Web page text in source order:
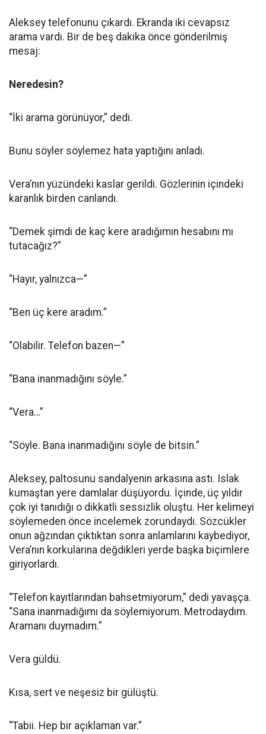
Aleksey telefonunu çıkardı. Ekranda iki cevapsız
arama vardı. Bir de beş dakika önce gönderilmiş
mesaj:
Neredesin?
“İki arama görünüyor,” dedi.
Bunu söyler söylemez hata yaptığını anladı.
Vera’nın yüzündeki kaslar gerildi. Gözlerinin içindeki
karanlık birden canlandı.
“Demek şimdi de kaç kere aradığımın hesabını mı
tutacağız?”
“Hayır, yalnızca—”
“Ben üç kere aradım.”
“Olabilir. Telefon bazen—”
“Bana inanmadığını söyle.”
“Vera…”
“Söyle. Bana inanmadığını söyle de bitsin.”
Aleksey, paltosunu sandalyenin arkasına astı. Islak
kumaştan yere damlalar düşüyordu. İçinde, üç yıldır
çok iyi tanıdığı o dikkatli sessizlik oluştu. Her kelimeyi
söylemeden önce incelemek zorundaydı. Sözcükler
onun ağzından çıktıktan sonra anlamlarını kaybediyor,
Vera’nın korkularına değdikleri yerde başka biçimlere
giriyorlardı.
“Telefon kayıtlarından bahsetmiyorum,” dedi yavaşça.
“Sana inanmadığımı da söylemiyorum. Metrodaydım.
Aramanı duymadım.”
Vera güldü.
Kısa, sert ve neşesiz bir gülüştü.
“Tabii. Hep bir açıklaman var.”